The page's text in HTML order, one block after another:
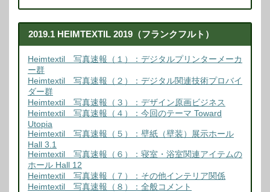
2019.1 HEIMTEXTIL 2019（フランクフルト）
Heimtextil 写真速報（１）：デジタルプリンターメーカ
ー群
Heimtextil 写真速報（２）：デジタル関連技術プロバイ
ダー群
Heimtextil 写真速報（３）：デザイン原画ビジネス
Heimtextil 写真速報（４）：今回のテーマ Toward
Utopia
Heimtextil 写真速報（５）：壁紙（壁装）展示ホール
Hall 3.1
Heimtextil 写真速報（６）：寝室・浴室関連アイテムの
ホール Hall 12
Heimtextil 写真速報（７）：その他インテリア関係
Heimtextil 写真速報（８）：全般コメント